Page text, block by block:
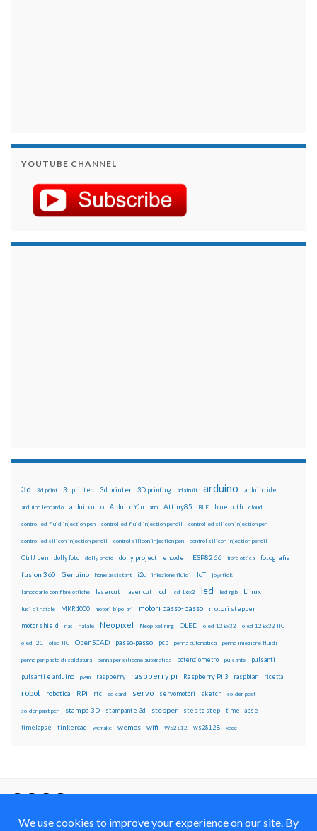
YOUTUBE CHANNEL
3d 3d print 3d printed 3d printer 3D printing adafruit arduino arduino ide
arduino leonardo arduino uno Arduino Yún arm Attiny85 BLE bluetooth cloud
controlled fluid injection pen controlled fluid injection pencil controlled silicon injection pen
controlled silicon injection pencil control silicon injection pen control silicon injection pencil
CtrlJ pen dolly foto dolly photo dolly project encoder ESP8266 fibra ottica fotografia
fusion 360 Genuino home assistant i2c iniezione fluidi IoT joystick
lampadario con fibre ottiche lasercut laser cut lcd lcd 16x2 led led rgb Linux
luci di natale MKR1000 motori bipolari motori passo-passo motori stepper
motor shield nas natale Neopixel Neopixel ring OLED oled 128x32 oled 128x32 IIC
oled i2C oled IIC OpenSCAD passo-passo pcb penna automatica penna iniezione fluidi
penna per pasta di saldatura penna per silicone automatica potenziometro pulsante pulsanti
pulsanti e arduino pwm raspberry raspberry pi Raspberry Pi 3 raspbian ricetta
robot robotica RPi rtc sd card servo servomotori sketch solder past
solder past pen stampa 3D stampante 3d stepper step to step time-lapse
timelapse tinkercad wemake wemos wifi WS2812 ws2812B xbee